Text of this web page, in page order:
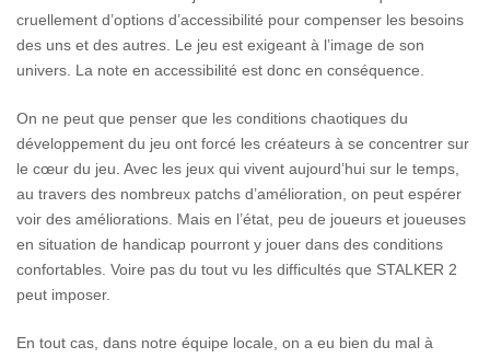
cruellement d’options d’accessibilité pour compenser les besoins
des uns et des autres. Le jeu est exigeant à l’image de son
univers. La note en accessibilité est donc en conséquence.
On ne peut que penser que les conditions chaotiques du
développement du jeu ont forcé les créateurs à se concentrer sur
le cœur du jeu. Avec les jeux qui vivent aujourd’hui sur le temps,
au travers des nombreux patchs d’amélioration, on peut espérer
voir des améliorations. Mais en l’état, peu de joueurs et joueuses
en situation de handicap pourront y jouer dans des conditions
confortables. Voire pas du tout vu les difficultés que STALKER 2
peut imposer.
En tout cas, dans notre équipe locale, on a eu bien du mal à